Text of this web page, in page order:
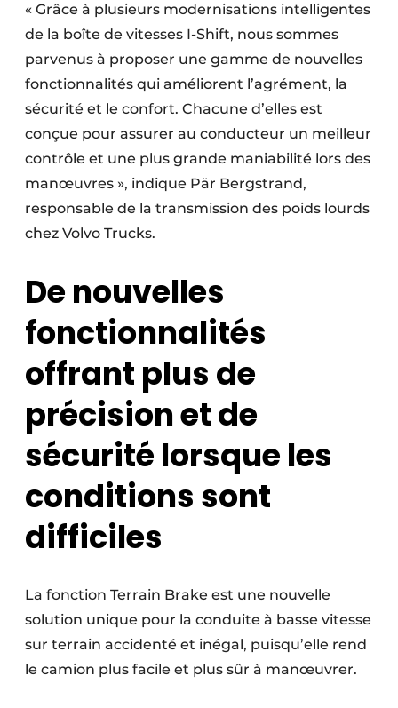
Techniques ferroviaires
Travaux ferroviaires
« Grâce à plusieurs modernisations intelligentes
de la boîte de vitesses I-Shift, nous sommes
parvenus à proposer une gamme de nouvelles
fonctionnalités qui améliorent l’agrément, la
sécurité et le confort. Chacune d’elles est
conçue pour assurer au conducteur un meilleur
contrôle et une plus grande maniabilité lors des
manœuvres », indique Pär Bergstrand,
responsable de la transmission des poids lourds
chez Volvo Trucks.
De nouvelles
fonctionnalités
offrant plus de
précision et de
sécurité lorsque les
conditions sont
difficiles
La fonction Terrain Brake est une nouvelle
solution unique pour la conduite à basse vitesse
sur terrain accidenté et inégal, puisqu’elle rend
le camion plus facile et plus sûr à manœuvrer.